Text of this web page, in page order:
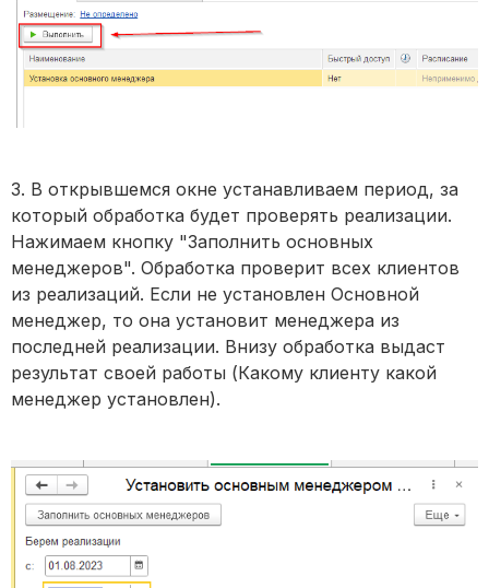
3. В открывшемся окне устанавливаем период, за
который обработка будет проверять реализации.
Нажимаем кнопку "Заполнить основных
менеджеров". Обработка проверит всех клиентов
из реализаций. Если не установлен Основной
менеджер, то она установит менеджера из
последней реализации. Внизу обработка выдаст
результат своей работы (Какому клиенту какой
менеджер установлен).